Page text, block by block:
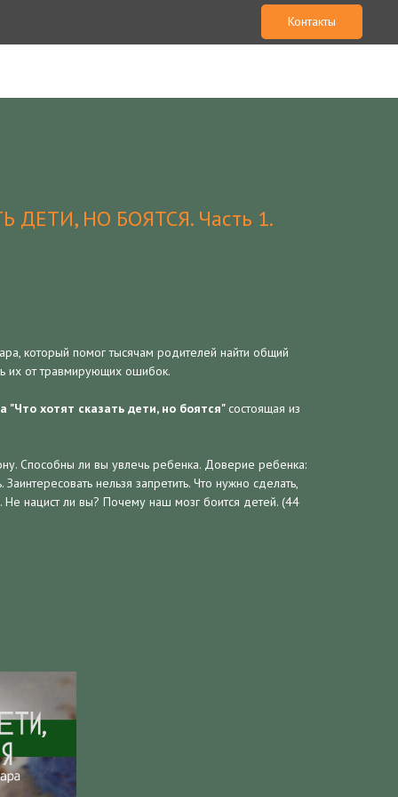
Контакты
ДЕТИ, НО БОЯТСЯ. Часть 1.
который помог тысячам родителей найти общий
их от травмирующих ошибок.
"Что хотят сказать дети, но боятся"состоящая из
Способны ли вы увлечь ребенка. Доверие ребенка:
Заинтересовать нельзя запретить. Что нужно сделать,
Не нацист ли вы? Почему наш мозг боится детей. (44